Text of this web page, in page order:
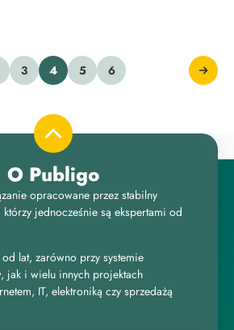
3 4 5 6
O Publigo
opracowane przez stabilny
którzy jednocześnie są ekspertami od
lat, zarówno przy systemie
jak i wielu innych projektach
IT, elektroniką czy sprzedażą